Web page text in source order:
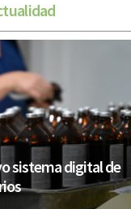
sistema digital de